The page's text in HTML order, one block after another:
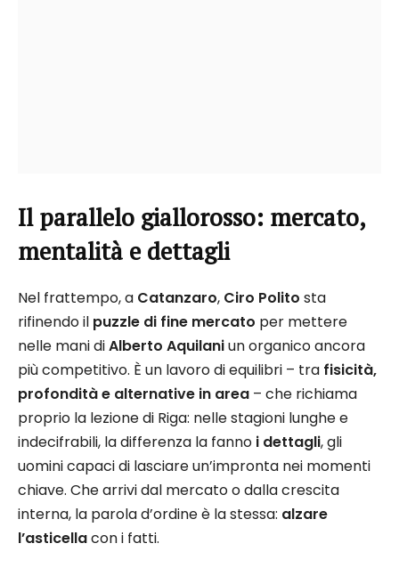
Il parallelo giallorosso: mercato,
mentalità e dettagli
Nel frattempo, a Catanzaro, Ciro Polito sta
rifinendo il puzzle di fine mercato per mettere
nelle mani diAlberto Aquilaniun organico ancora
più competitivo. È un lavoro di equilibri – tra fisicità,
profondità e alternative in area – che richiama
proprio la lezione di Riga: nelle stagioni lunghe e
indecifrabili, la differenza la fanno i dettagli, gli
uomini capaci di lasciare un’impronta nei momenti
chiave. Che arrivi dal mercato o dalla crescita
interna, la parola d’ordine è la stessa: alzare
l’asticellacon i fatti.